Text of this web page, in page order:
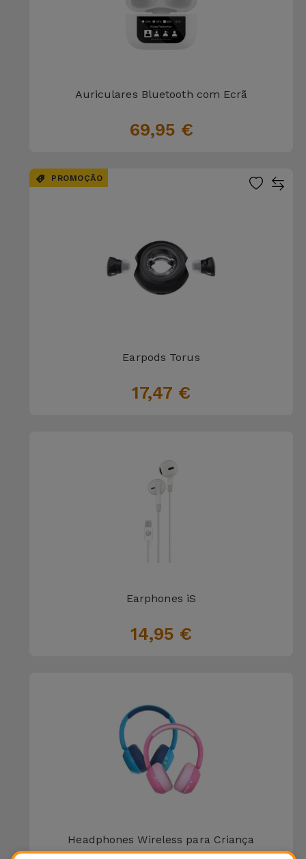
Auriculares Bluetooth com Ecrã
69,95 €
PROMOÇÃO
Earpods Torus
17,47 €
Earphones iS
14,95 €
Headphones Wireless para Criança